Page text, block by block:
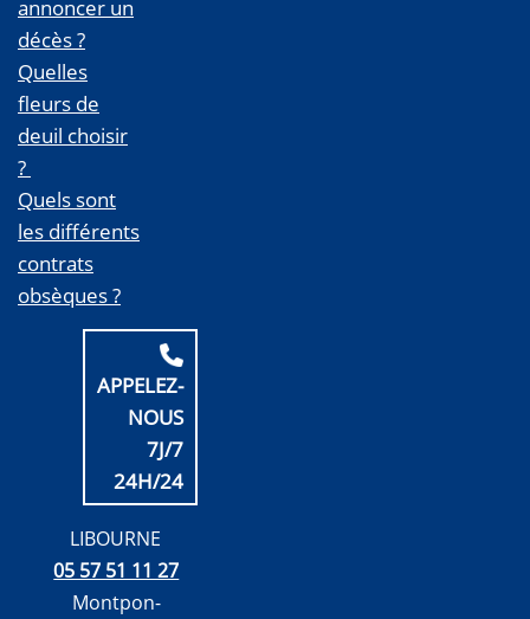
annoncer un
décès ?
Quelles
fleurs de
deuil choisir
?
Quels sont
les différents
contrats
obsèques ?
APPELEZ-
NOUS
7J/7
24H/24
LIBOURNE
05 57 51 11 27
Montpon-